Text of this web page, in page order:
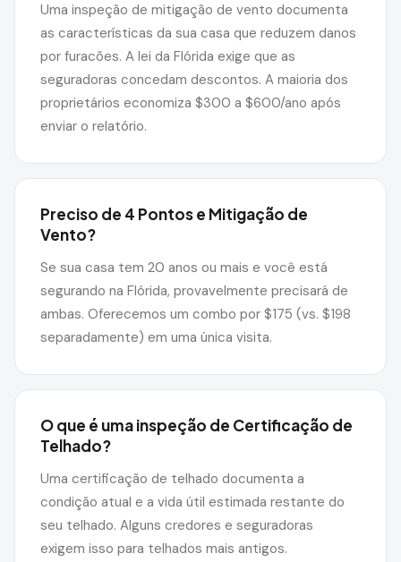
Uma inspeção de mitigação de vento documenta
as características da sua casa que reduzem danos
por furacões. A lei da Flórida exige que as
seguradoras concedam descontos. A maioria dos
proprietários economiza $300 a $600/ano após
enviar o relatório.
Preciso de 4 Pontos e Mitigação de
Vento?
Se sua casa tem 20 anos ou mais e você está
segurando na Flórida, provavelmente precisará de
ambas. Oferecemos um combo por $175 (vs. $198
separadamente) em uma única visita.
O que é uma inspeção de Certificação de
Telhado?
Uma certificação de telhado documenta a
condição atual e a vida útil estimada restante do
seu telhado. Alguns credores e seguradoras
exigem isso para telhados mais antigos.